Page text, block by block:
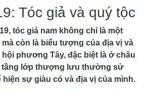
Tóc giả và quý tộc
tóc giả nam không chỉ là một
còn là biểu tượng của địa vị và
phương Tây, đặc biệt là ở châu
tầng lớp thượng lưu thường sử
hiện sự giàu có và địa vị của mình.